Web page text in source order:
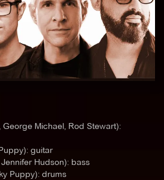
Michael, Rod Stewart):
guitar
Hudson): bass
Puppy): drums